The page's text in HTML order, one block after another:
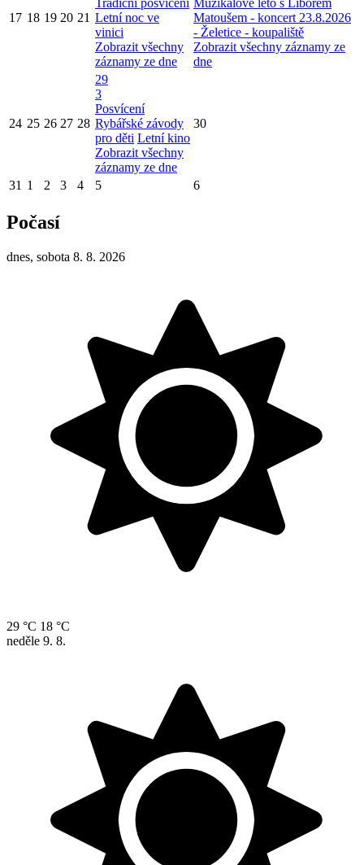
17 18 19 20 21
Tradiční posvícení
Letní noc ve
vinici
Zobrazit všechny
záznamy ze dne
Muzikálové léto s Liborem
Matoušem - koncert 23.8.2026
- Želetice - koupaliště
Zobrazit všechny záznamy ze
dne
24 25 26 27 28
29
3
Posvícení
Rybářské závody
pro děti Letní kino
Zobrazit všechny
záznamy ze dne
30
31 1 2 3 4 5 6
Počasí
dnes, sobota 8. 8. 2026
29 °C 18 °C
neděle 9. 8.